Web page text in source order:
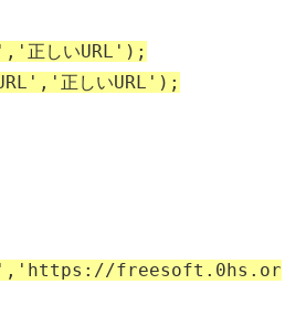
正しいURL');
正しいURL');
freesoft.0hs.or